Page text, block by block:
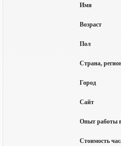
Имя
Возраст
Пол
Страна,
Город
Сайт
Опыт работы
Стоимость